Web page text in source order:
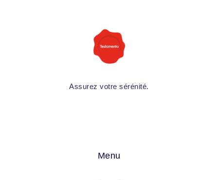
Assurez votre sérénité.
Menu